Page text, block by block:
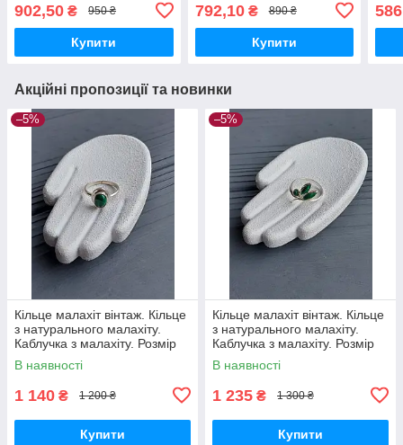
902,50 ₴ 950 ₴
Купити
792,10₴ 890 ₴
Купити
Акційні пропозиції та новинки
–5%
Кільце малахіт вінтаж. Кільце
з натурального малахіту.
Каблучка з малахіту. Розмір
15.5. Індія!
В наявності
1 140 ₴ 1 200 ₴
Купити
–5%
Кільце малахіт вінтаж. Кільце
з натурального малахіту.
Каблучка з малахіту. Розмір
15,8. Індія!
В наявності
1 235 ₴ 1 300 ₴
Купити